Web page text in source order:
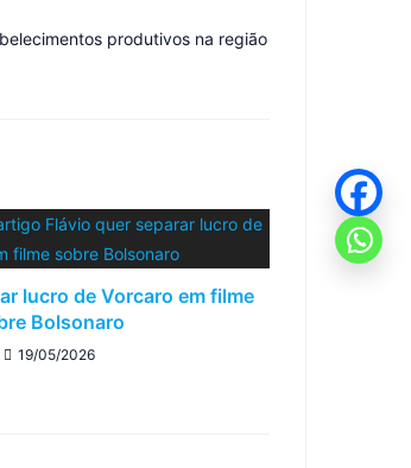
produtivos na região
lucro de Vorcaro em filme
Bolsonaro
19/05/2026